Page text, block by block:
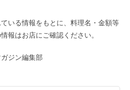
いる情報をもとに、料理名・金額等
報はお店にご確認ください。
ジン編集部